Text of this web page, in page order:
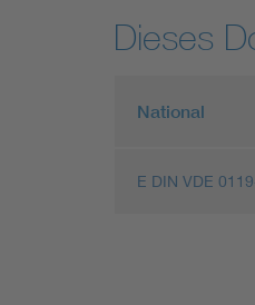
Dieses
National
E DIN VDE